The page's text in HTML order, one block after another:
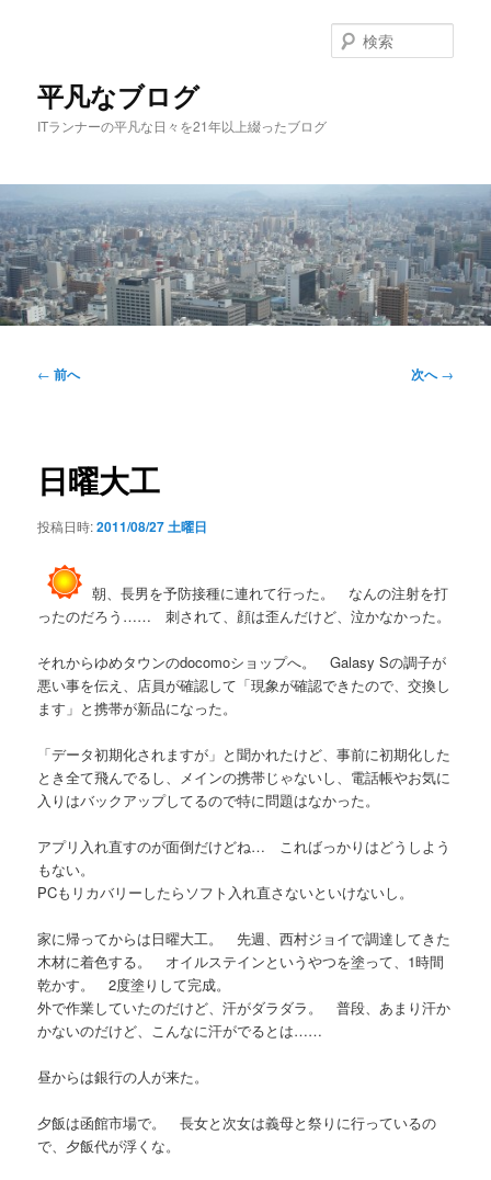
移
動
平凡なブログ
ITランナーの平凡な日々を21年以上綴ったブログ
索
投
ゲ
ー
ョ
← 前へ 次へ→
日曜大工
投稿日時:2011/08/27 土曜日
朝、長男を予防接種に連れて行った。 なんの注射を打
ったのだろう…… 刺されて、顔は歪んだけど、泣かなかった。
それからゆめタウンのdocomoショップへ。 Galasy Sの調子が
悪い事を伝え、店員が確認して「現象が確認できたので、交換し
ます」と携帯が新品になった。
「データ初期化されますが」と聞かれたけど、事前に初期化した
とき全て飛んでるし、メインの携帯じゃないし、電話帳やお気に
入りはバックアップしてるので特に問題はなかった。
アプリ入れ直すのが面倒だけどね… こればっかりはどうしよう
もない。
PCもリカバリーしたらソフト入れ直さないといけないし。
家に帰ってからは日曜大工。 先週、西村ジョイで調達してきた
木材に着色する。 オイルステインというやつを塗って、1時間
乾かす。 2度塗りして完成。
外で作業していたのだけど、汗がダラダラ。 普段、あまり汗か
かないのだけど、こんなに汗がでるとは……
昼からは銀行の人が来た。
夕飯は函館市場で。 長女と次女は義母と祭りに行っているの
で、夕飯代が浮くな。